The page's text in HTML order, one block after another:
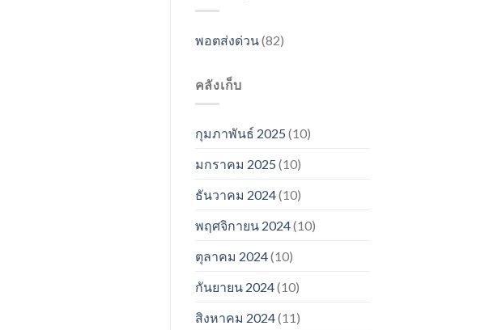
พอตส่งด่วน(82)
คลังเก็บ
กุมภาพันธ์ 2025 (10)
มกราคม 2025 (10)
ธันวาคม 2024(10)
พฤศจิกายน 2024(10)
ตุลาคม 2024(10)
กันยายน 2024(10)
สิงหาคม 2024(11)